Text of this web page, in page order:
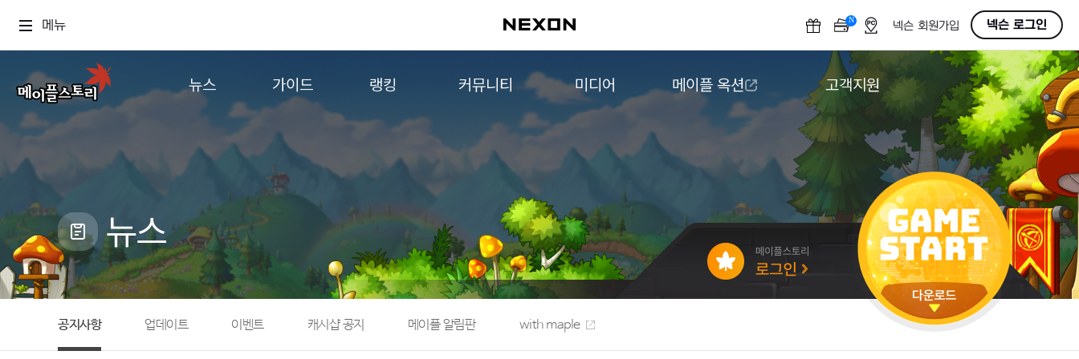
메뉴 N OFF넥슨 회원가입 넥슨 로그인
뉴스
공지사항
업데이트
캐시샵 공지
메이플 알림판
with maple
가이드
게임정보
직업소개
확률형 아이템
NEXON NOW
랭킹
컨텐츠 랭킹
커뮤니티
자유게시판
메이플 아트
메이플스토리 파트너스
AI Style Finder
미니게임
커뮤니티 아카이브
미디어
영상
메이플 옥션 고객지원
도움말/1:1문의
버그악용/불법프로그램 신고
게임 접근성
뉴스
공지사항 업데이트 이벤트 캐시샵 공지 메이플 알림판 with maple